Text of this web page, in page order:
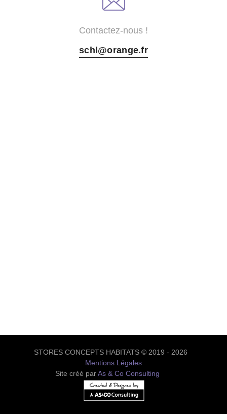
Contactez-nous !
schl@orange.fr
STORES CONCEPTS HABITATS © 2019 - 2026
Mentions Légales
Site créé parAs & Co Consulting